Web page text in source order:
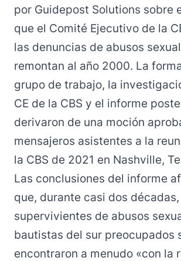
por Guidepost Solutions sobre
que el Comité Ejecutivo de la
las denuncias de abusos
remontan al año 2000. La
grupo de trabajo, la
CE de la CBS y el informe
derivaron de una moción
mensajeros asistentes a la
la CBS de 2021 en Nashville,
Las conclusiones del informe
que, durante casi dos
supervivientes de abusos
bautistas del sur preocupados
encontraron a menudo «con la